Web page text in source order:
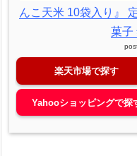
んこ天米 10袋入り』
菓
楽天市場で探す
Yahooショッピングで探